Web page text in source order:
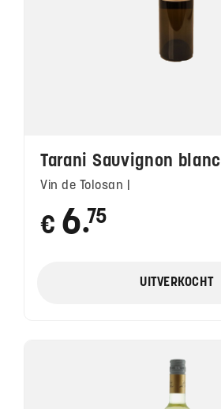
Tarani Sauvignon blanc
Vin de Tolosan |
€ 6●
75
UITVERKOCHT